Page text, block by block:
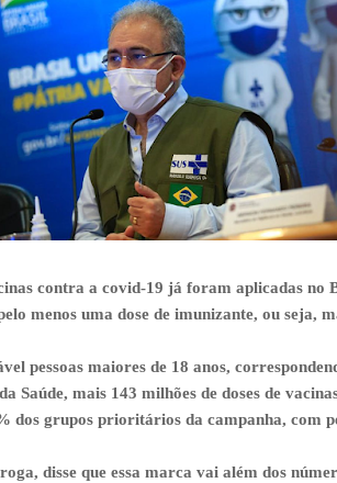
contra a covid-19 já foram aplicadas no
menos uma dose de imunizante, ou seja,
pessoas maiores de 18 anos,
Saúde, mais 143 milhões de doses de
dos grupos prioritários da campanha, com
disse que essa marca vai além dos